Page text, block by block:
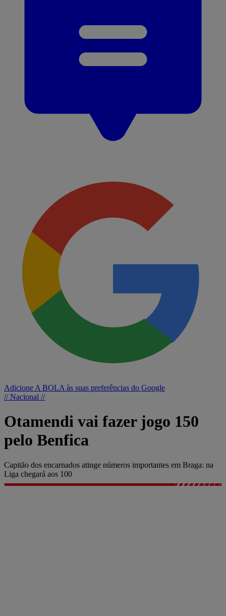
Adicione A BOLA às suas preferências do Google
// Nacional //
Otamendi vai fazer jogo 150
pelo Benfica
Capitão dos encarnados atinge números importantes em Braga: na
Liga chegará aos 100